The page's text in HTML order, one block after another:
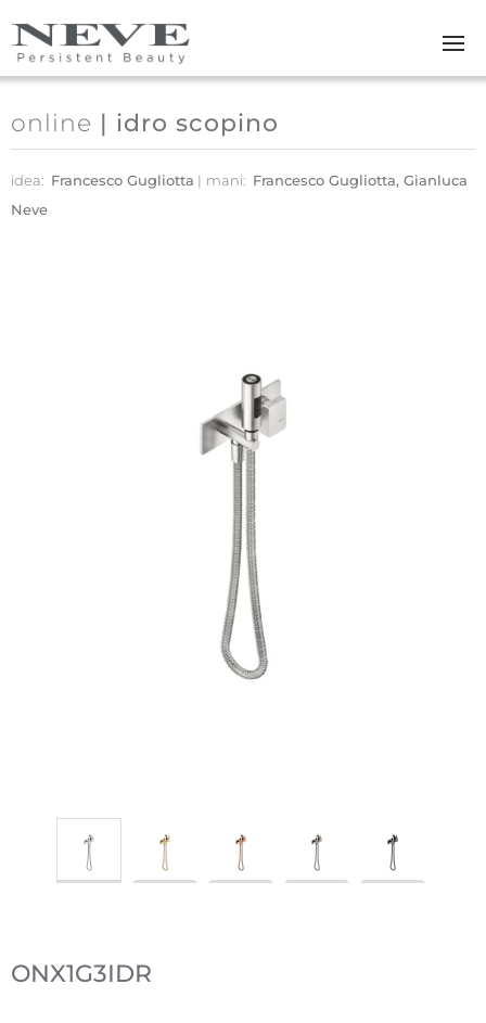
Skip to main content
online | idro scopino
idea: Francesco Gugliotta mani: Francesco Gugliotta, Gianluca
Neve
ONX1G3IDR